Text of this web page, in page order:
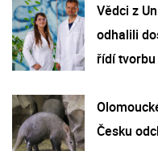
Vědci z
odhalili
řídí
Česku